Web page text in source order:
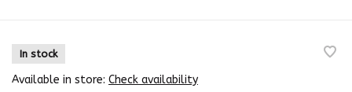
In stock
Available in store: Check availability